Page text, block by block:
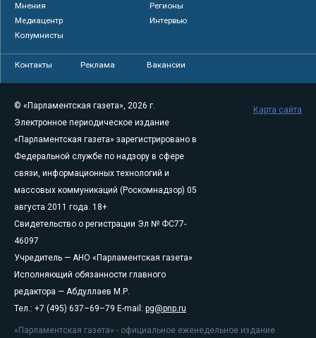
Мнения
Регионы
Медиацентр
Интервью
Колумнисты
Контакты Реклама Вакансии
© «Парламентская газета», 2026 г.
Электронное периодическое издание
«Парламентская газета» зарегистрировано в
Федеральной службе по надзору в сфере
связи, информационных технологий и
массовых коммуникаций (Роскомнадзор) 05
августа 2011 года. 18+
Свидетельство о регистрации Эл № ФС77-
46097
Учредитель — АНО «Парламентская газета»
Исполняющий обязанности главного
редактора — Абдуллаев М.Р.
Тел.: +7 (495) 637–69–79 E-mail: pg@pnp.ru
«Парламентская газета» - официальное еженедельное издание
Карта сайта